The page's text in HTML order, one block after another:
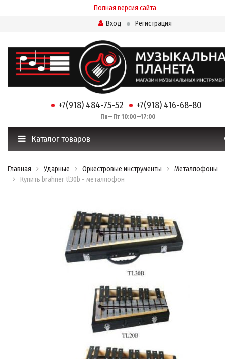
Полная версия сайта
Вход
Регистрация
+7(918) 484-75-52 +7(918) 416-68-80
Пн—Пт 10:00—17:00
Каталог товаров
Главная Ударные Оркестровые инструменты
Металлофоны
Купить brahner tl30b - металлофон